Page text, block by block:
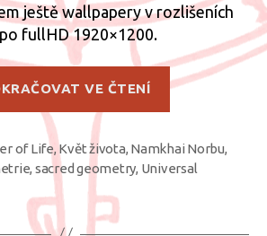
ještě wallpapery v rozlišeních
fullHD 1920×1200.
VE ČTENÍ
„Flower
+
Universal
of Life, Květ života, Namkhai Norbu,
, sacred geometry, Universal